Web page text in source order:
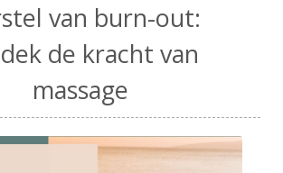
van burn-out:
de kracht van
massage